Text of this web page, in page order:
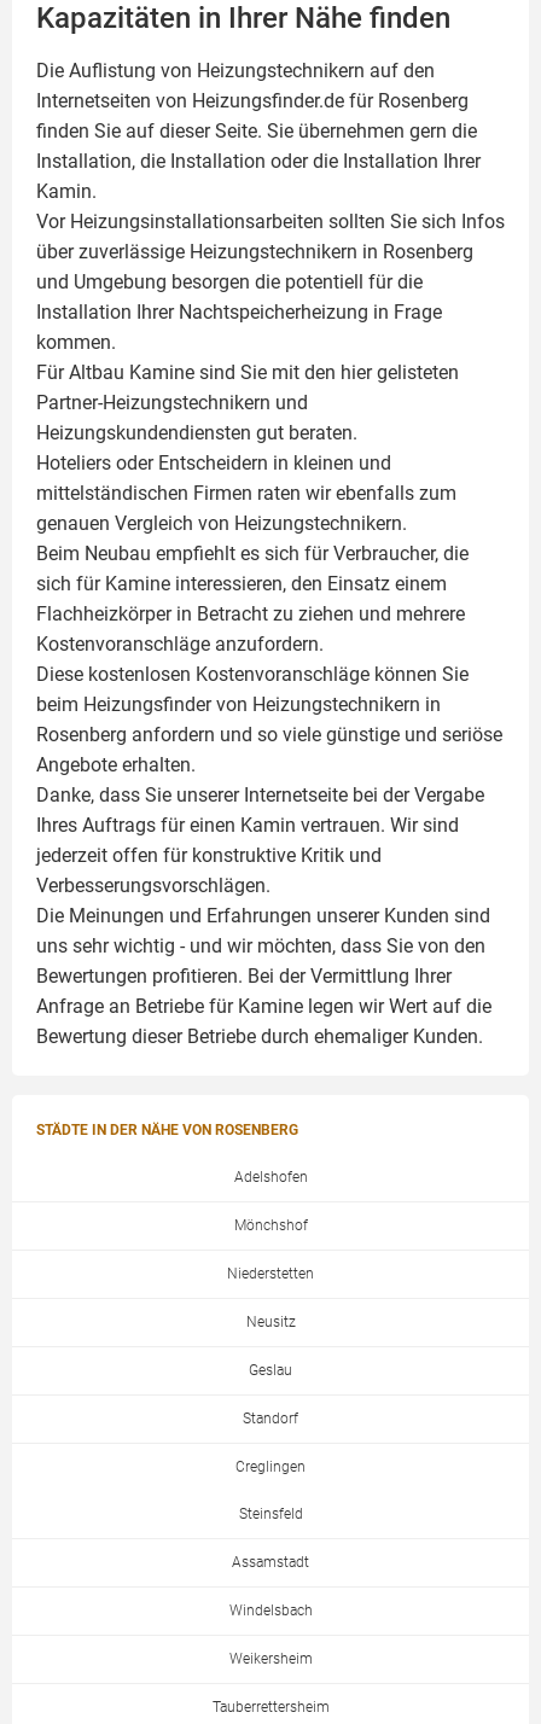
Kapazitäten in Ihrer Nähe finden
Die Auflistung von Heizungstechnikern auf den
Internetseiten von Heizungsfinder.de für Rosenberg
finden Sie auf dieser Seite. Sie übernehmen gern die
Installation, die Installation oder die Installation Ihrer
Kamin.
Vor Heizungsinstallationsarbeiten sollten Sie sich Infos
über zuverlässige Heizungstechnikern in Rosenberg
und Umgebung besorgen die potentiell für die
Installation Ihrer Nachtspeicherheizung in Frage
kommen.
Für Altbau Kamine sind Sie mit den hier gelisteten
Partner-Heizungstechnikern und
Heizungskundendiensten gut beraten.
Hoteliers oder Entscheidern in kleinen und
mittelständischen Firmen raten wir ebenfalls zum
genauen Vergleich von Heizungstechnikern.
Beim Neubau empfiehlt es sich für Verbraucher, die
sich für Kamine interessieren, den Einsatz einem
Flachheizkörperin Betracht zu ziehen und mehrere
Kostenvoranschläge anzufordern.
Diese kostenlosen Kostenvoranschläge können Sie
beim Heizungsfinder von Heizungstechnikern in
Rosenberg anfordern und so viele günstige und seriöse
Angebote erhalten.
Danke, dass Sie unserer Internetseite bei der Vergabe
Ihres Auftrags für einen Kamin vertrauen. Wir sind
jederzeit offen für konstruktive Kritik und
Verbesserungsvorschlägen.
Die Meinungen und Erfahrungen unserer Kunden sind
uns sehr wichtig - und wir möchten, dass Sie von den
Bewertungen profitieren. Bei der Vermittlung Ihrer
Anfrage an Betriebe für Kamine legen wir Wert auf die
Bewertung dieser Betriebe durch ehemaliger Kunden.
STÄDTE IN DER NÄHE VON ROSENBERG
Adelshofen
Mönchshof
Niederstetten
Neusitz
Geslau
Standorf
Creglingen
Steinsfeld
Assamstadt
Windelsbach
Weikersheim
Tauberrettersheim